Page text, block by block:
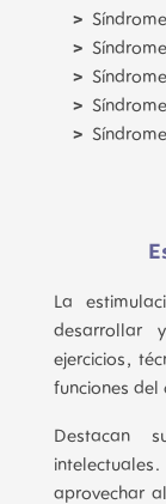
La
desarrollar
ejercicios,
funciones del
Destacan
aprovechar